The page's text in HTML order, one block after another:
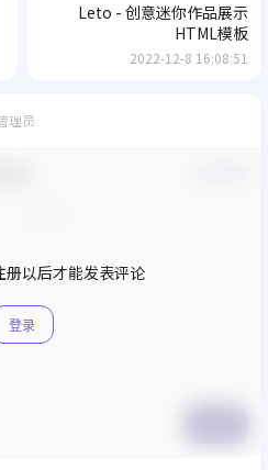
Leto - 创意迷你作品展示
HTML模板
2022-12-8 16:08:51
理员
册以后才能发表评论
登录